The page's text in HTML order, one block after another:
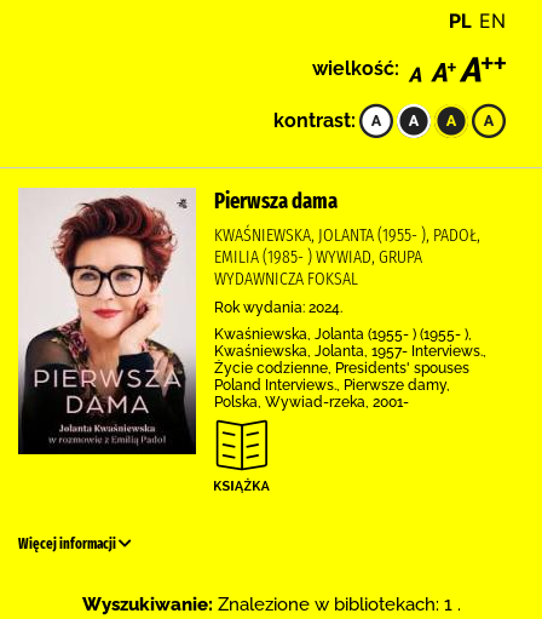
PL EN
wielkość:
kontrast:
Pierwsza dama
KWAŚNIEWSKA, JOLANTA (1955- ), PADOŁ,
EMILIA (1985- ) WYWIAD, GRUPA
WYDAWNICZA FOKSAL
Rok wydania: 2024.
Kwaśniewska, Jolanta (1955- ) (1955- ),
Kwaśniewska, Jolanta, 1957- Interviews.,
Życie codzienne, Presidents' spouses
Poland Interviews., Pierwsze damy,
Polska, Wywiad-rzeka, 2001-
Więcej informacji
Wyszukiwanie: Znalezione w bibliotekach: 1 .